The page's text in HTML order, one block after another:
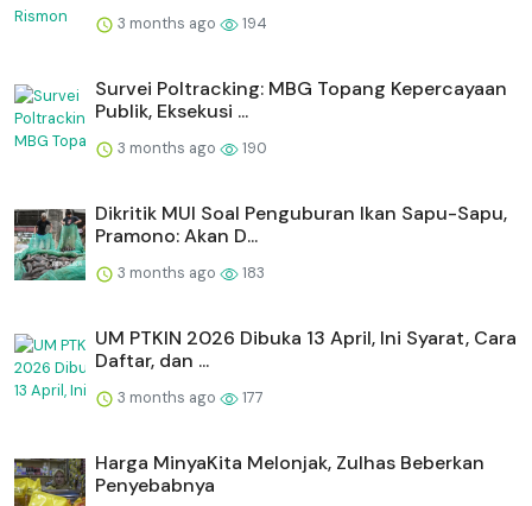
3 months ago 194
Survei Poltracking: MBG Topang Kepercayaan
Publik, Eksekusi ...
3 months ago 190
Dikritik MUI Soal Penguburan Ikan Sapu-Sapu,
Pramono: Akan D...
3 months ago 183
UM PTKIN 2026 Dibuka 13 April, Ini Syarat, Cara
Daftar, dan ...
3 months ago 177
Harga MinyaKita Melonjak, Zulhas Beberkan
Penyebabnya